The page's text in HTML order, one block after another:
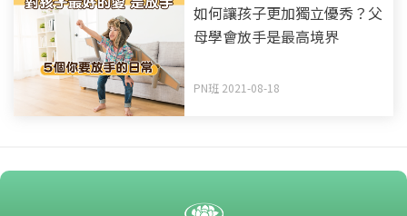
如何讓孩子更加獨立優秀？父
母學會放手是最高境界
PN班 2021-08-18